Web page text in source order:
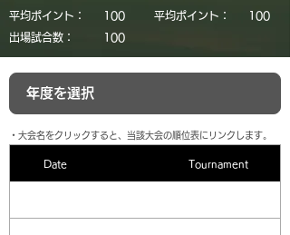
平均ポイント：
​100
​出場試合数：
​100
平均ポイント：
​100
​・大会名をクリックすると、当該大会の順位表にリンクします。
Date Tournament